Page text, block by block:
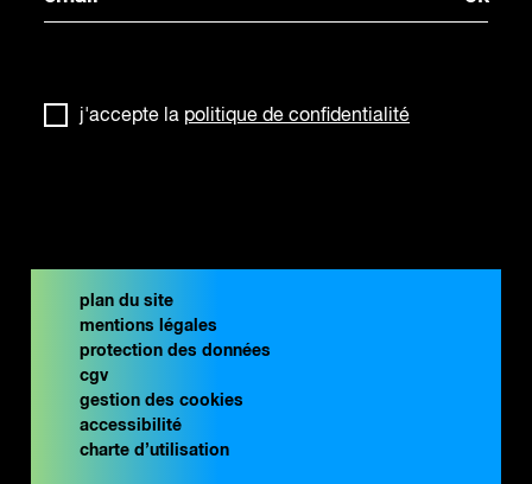
j'accepte la politique de confidentialité
plan du site
mentions légales
protection des données
cgv
gestion des cookies
accessibilité
charte d’utilisation